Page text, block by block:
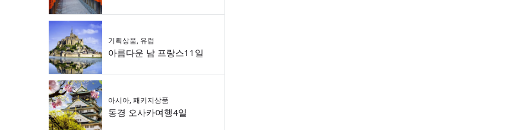
기획상품, 유럽
아름다운 남 프랑스11일
아시아,패키지상품
동경 오사카여행4일